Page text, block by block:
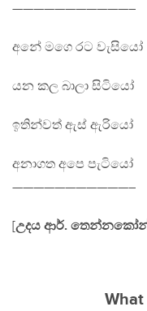
———————————–
අනේ මගෙ රට වැසියෝ
යන කල බාලා සිටියෝ
ඉතින්වත් ඇස් ඇරියෝ
අනාගත අපෙ පැටියෝ
———————————–
[උදය ආර්.
What